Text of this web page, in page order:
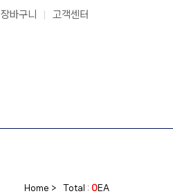
장바구니 고객센터
Home > Total : 0EA